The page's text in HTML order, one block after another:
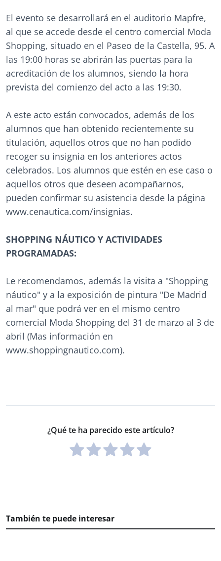
El evento se desarrollará en el auditorio Mapfre,
al que se accede desde el centro comercial Moda
Shopping, situado en el Paseo de la Castella, 95. A
las 19:00 horas se abrirán las puertas para la
acreditación de los alumnos, siendo la hora
prevista del comienzo del acto a las 19:30.
A este acto están convocados, además de los
alumnos que han obtenido recientemente su
titulación, aquellos otros que no han podido
recoger su insignia en los anteriores actos
celebrados. Los alumnos que estén en ese caso o
aquellos otros que deseen acompañarnos,
pueden confirmar su asistencia desde la página
www.cenautica.com/insignias.
SHOPPING NÁUTICO Y ACTIVIDADES
PROGRAMADAS:
Le recomendamos, además la visita a "Shopping
náutico" y a la exposición de pintura "De Madrid
al mar" que podrá ver en el mismo centro
comercial Moda Shopping del 31 de marzo al 3 de
abril (Mas información en
www.shoppingnautico.com).
¿Qué te ha parecido este artículo?
También te puede interesar